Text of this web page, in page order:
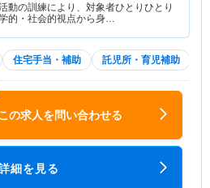
動の訓練により、対象者ひとりひとり
的・社会的視点から身…
住宅手当・補助 託児所・育児補助
の求人を問い合わせる
細を見る